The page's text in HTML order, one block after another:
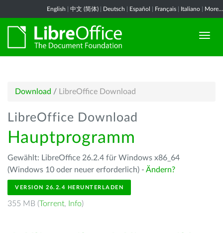
English 中文 (简体) Deutsch Español Français Italiano More...
Download / LibreOffice Download
LibreOffice Download
Hauptprogramm
Gewählt: LibreOffice 26.2.4 für Windows x86_64
(Windows 10 oder neuer erforderlich) - Ändern?
VERSION 26.2.4 HERUNTERLADEN
355 MB (Torrent, Info)